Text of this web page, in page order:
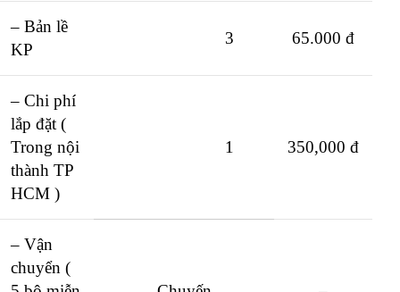
– Bản lề
KP
3 65.000 đ
– Chi phí
lắp đặt (
Trong nội
thành TP
HCM )
1 350,000 đ
– Vận
chuyển (